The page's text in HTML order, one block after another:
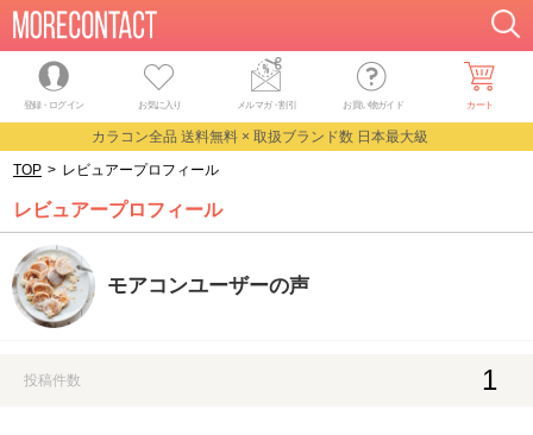
登録・ログイン お気に入り メルマガ・割引 お買い物ガイド カート
カラコン全品 送料無料 × 取扱ブランド数 日本最大級
TOP > レビュアープロフィール
レビュアープロフィール
モアコンユーザーの声
投稿件数 1